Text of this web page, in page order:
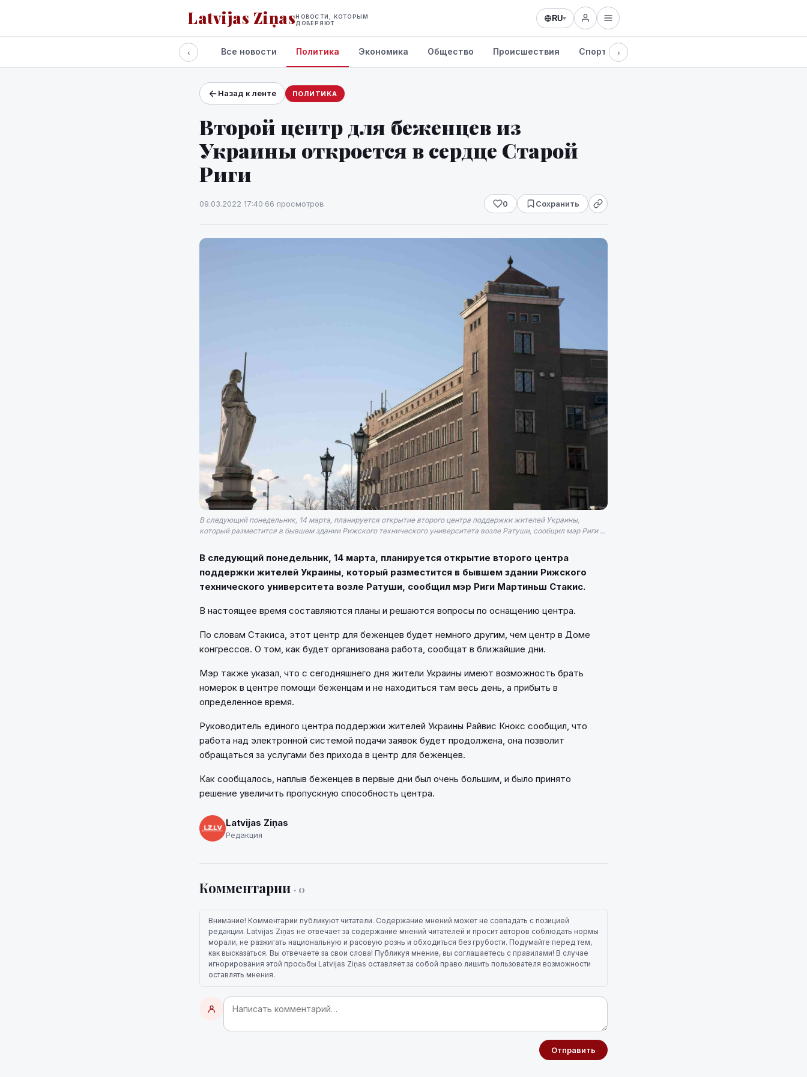
Latvijas ZiņasНОВОСТИ, КОТОРЫМ
ДОВЕРЯЮТ
RU▾
Проекты и сервисы
‹ Все новости Политика Экономика Общество Происшествия Спорт Здоровье
›
Назад к ленте ПОЛИТИКА
Второй центр для беженцев из
Украины откроется в сердце Старой
Риги
09.03.2022 17:40·66 просмотров 0 Сохранить
В следующий понедельник, 14 марта, планируется открытие второго центра поддержки жителей Украины,
который разместится в бывшем здании Рижского технического университета возле Ратуши, сообщил мэр Риги ...
В следующий понедельник, 14 марта, планируется открытие второго центра
поддержки жителей Украины, который разместится в бывшем здании Рижского
технического университета возле Ратуши, сообщил мэр Риги Мартиньш Стакис.
В настоящее время составляются планы и решаются вопросы по оснащению центра.
По словам Стакиса, этот центр для беженцев будет немного другим, чем центр в Доме
конгрессов. О том, как будет организована работа, сообщат в ближайшие дни.
Мэр также указал, что с сегодняшнего дня жители Украины имеют возможность брать
номерок в центре помощи беженцам и не находиться там весь день, а прибыть в
определенное время.
Руководитель единого центра поддержки жителей Украины Райвис Кнокс сообщил, что
работа над электронной системой подачи заявок будет продолжена, она позволит
обращаться за услугами без прихода в центр для беженцев.
Как сообщалось, наплыв беженцев в первые дни был очень большим, и было принято
решение увеличить пропускную способность центра.
Latvijas Ziņas
Редакция
Комментарии · 0
Внимание! Комментарии публикуют читатели. Содержание мнений может не совпадать с позицией
редакции. Latvijas Ziņas не отвечает за содержание мнений читателей и просит авторов соблюдать нормы
морали, не разжигать национальную и расовую рознь и обходиться без грубости. Подумайте перед тем,
как высказаться. Вы отвечаете за свои слова! Публикуя мнение, вы соглашаетесь с правилами! В случае
игнорирования этой просьбы Latvijas Ziņas оставляет за собой право лишить пользователя возможности
оставлять мнения.
Отправить